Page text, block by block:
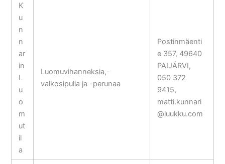
K
u
n
n
ar
in
L
u
o
m
ut
il
a
Luomuvihanneksia,-
valkosipulia ja -perunaa
Postinmäenti
e 357, 49640
PAIJÄRVI,
050 372
9415,
matti.kunnari
@luukku.com